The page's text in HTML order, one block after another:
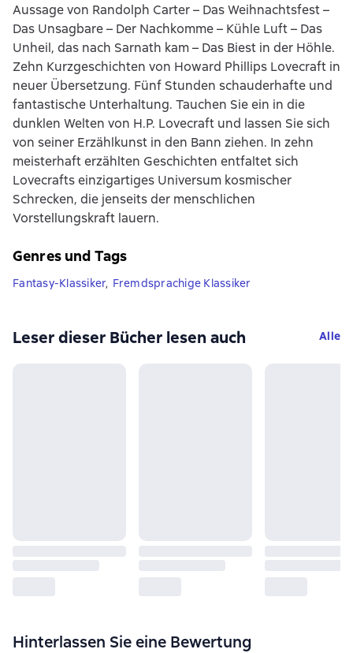
Aussage von Randolph Carter – Das Weihnachtsfest –
Das Unsagbare – Der Nachkomme – Kühle Luft – Das
Unheil, das nach Sarnath kam – Das Biest in der Höhle.
Zehn Kurzgeschichten von Howard Phillips Lovecraft in
neuer Übersetzung. Fünf Stunden schauderhafte und
fantastische Unterhaltung. Tauchen Sie ein in die
dunklen Welten von H.P. Lovecraft und lassen Sie sich
von seiner Erzählkunst in den Bann ziehen. In zehn
meisterhaft erzählten Geschichten entfaltet sich
Lovecrafts einzigartiges Universum kosmischer
Schrecken, die jenseits der menschlichen
Vorstellungskraft lauern.
Genres und Tags
Fantasy-Klassiker, Fremdsprachige Klassiker
Leser dieser Bücher lesen auch Alle
Hinterlassen Sie eine Bewertung